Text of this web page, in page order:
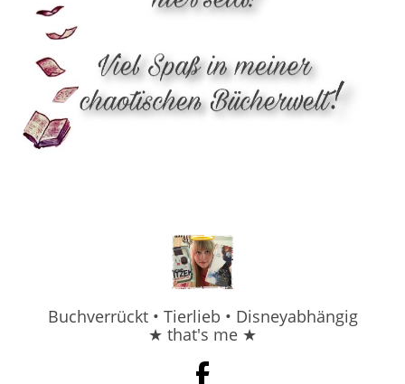
Buchverrückt • Tierlieb • Disneyabhängig
★ that's me ★